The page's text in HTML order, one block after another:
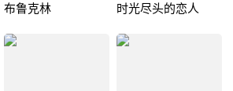
布鲁克林 时光尽头的恋人